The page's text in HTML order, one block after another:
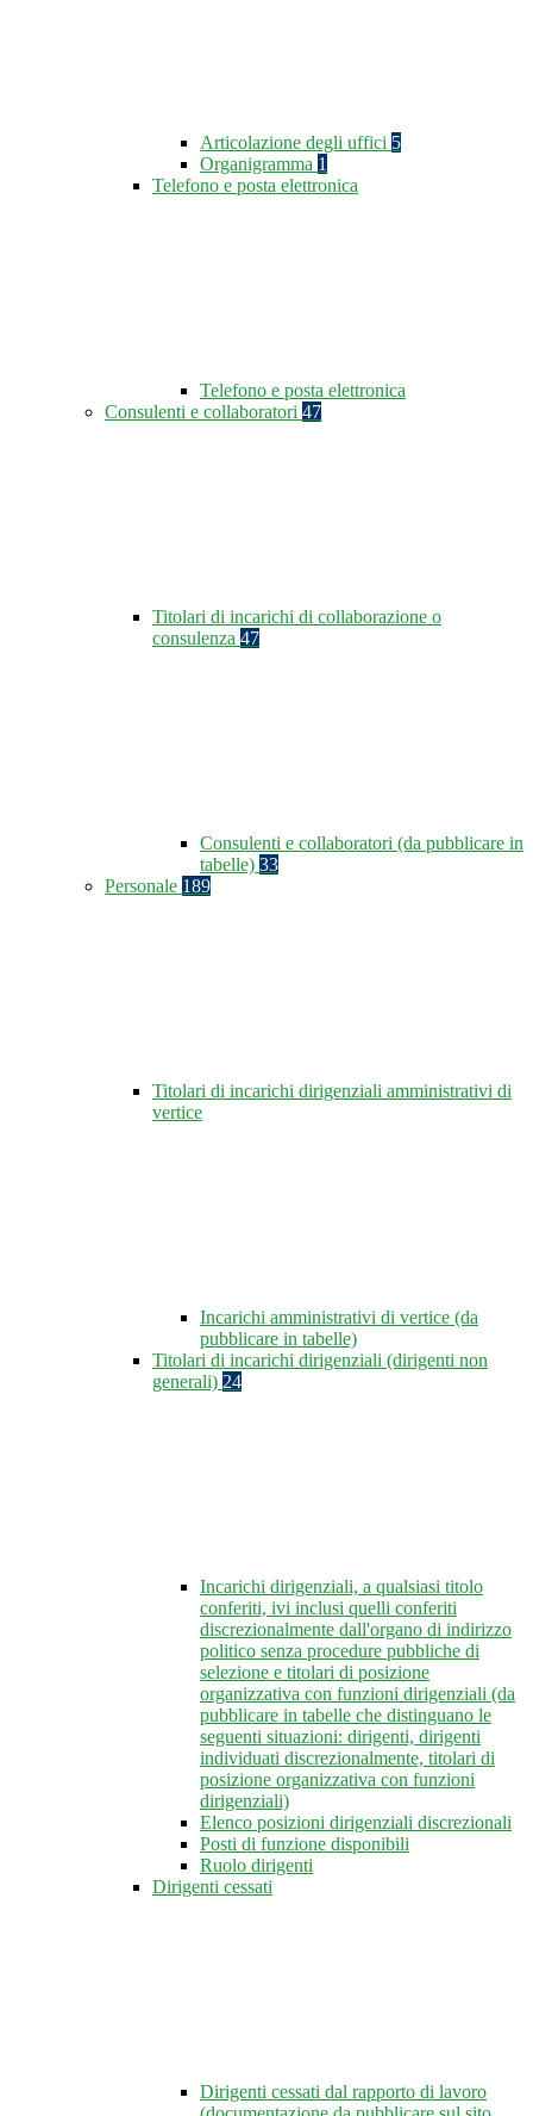
Articolazione degli uffici 5
Organigramma 1
Telefono e posta elettronica
Telefono e posta elettronica
Consulenti e collaboratori 47
Titolari di incarichi di collaborazione o
consulenza 47
Consulenti e collaboratori (da pubblicare in
tabelle) 33
Personale 189
Titolari di incarichi dirigenziali amministrativi di
vertice
Incarichi amministrativi di vertice (da
pubblicare in tabelle)
Titolari di incarichi dirigenziali (dirigenti non
generali) 24
Incarichi dirigenziali, a qualsiasi titolo
conferiti, ivi inclusi quelli conferiti
discrezionalmente dall'organo di indirizzo
politico senza procedure pubbliche di
selezione e titolari di posizione
organizzativa con funzioni dirigenziali (da
pubblicare in tabelle che distinguano le
seguenti situazioni: dirigenti, dirigenti
individuati discrezionalmente, titolari di
posizione organizzativa con funzioni
dirigenziali)
Elenco posizioni dirigenziali discrezionali
Posti di funzione disponibili
Ruolo dirigenti
Dirigenti cessati
Dirigenti cessati dal rapporto di lavoro